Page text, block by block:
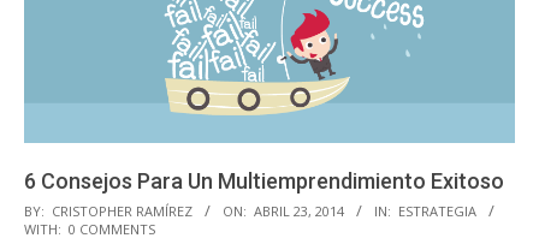
6 Consejos Para Un Multiemprendimiento Exitoso
2014-
04-
BY: CRISTOPHER RAMÍREZ ON: ABRIL 23, 2014 IN: ESTRATEGIA
WITH: 0 COMMENTS